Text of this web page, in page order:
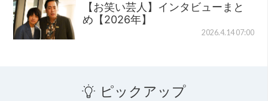
【お笑い芸人】インタビューまと
め【2026年】
2026.4.14 07:00
ピックアップ